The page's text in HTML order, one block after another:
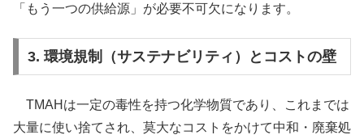
「もう一つの供給源」が必要不可欠になります。
3. 環境規制（サステナビリティ）とコストの壁
TMAHは一定の毒性を持つ化学物質であり、これまでは
大量に使い捨てされ、莫大なコストをかけて中和・廃棄処